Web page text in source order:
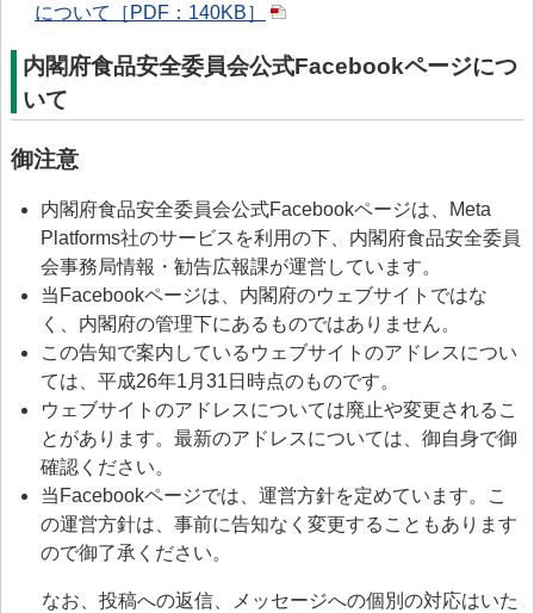
について［PDF：140KB］
内閣府食品安全委員会公式Facebookページにつ
いて
御注意
内閣府食品安全委員会公式Facebookページは、Meta
Platforms社のサービスを利用の下、内閣府食品安全委員
会事務局情報・勧告広報課が運営しています。
当Facebookページは、内閣府のウェブサイトではな
く、内閣府の管理下にあるものではありません。
この告知で案内しているウェブサイトのアドレスについ
ては、平成26年1月31日時点のものです。
ウェブサイトのアドレスについては廃止や変更されるこ
とがあります。最新のアドレスについては、御自身で御
確認ください。
当Facebookページでは、運営方針を定めています。こ
の運営方針は、事前に告知なく変更することもあります
ので御了承ください。
なお、投稿への返信、メッセージへの個別の対応はいた